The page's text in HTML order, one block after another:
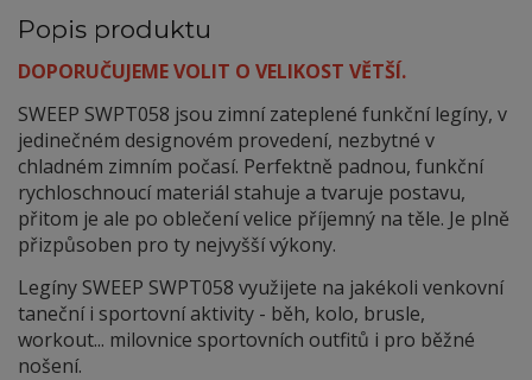
Popis produktu
DOPORUČUJEME VOLIT O VELIKOST VĚTŠÍ.
SWEEP SWPT058 jsou zimní zateplené funkční legíny, v
jedinečném designovém provedení, nezbytné v
chladném zimním počasí. Perfektně padnou, funkční
rychloschnoucí materiál stahuje a tvaruje postavu,
přitom je ale po oblečení velice příjemný na těle. Je plně
přizpůsoben pro ty nejvyšší výkony.
Legíny SWEEP SWPT058 využijete na jakékoli venkovní
taneční i sportovní aktivity - běh, kolo, brusle,
workout... milovnice sportovních outfitů i pro běžné
nošení.